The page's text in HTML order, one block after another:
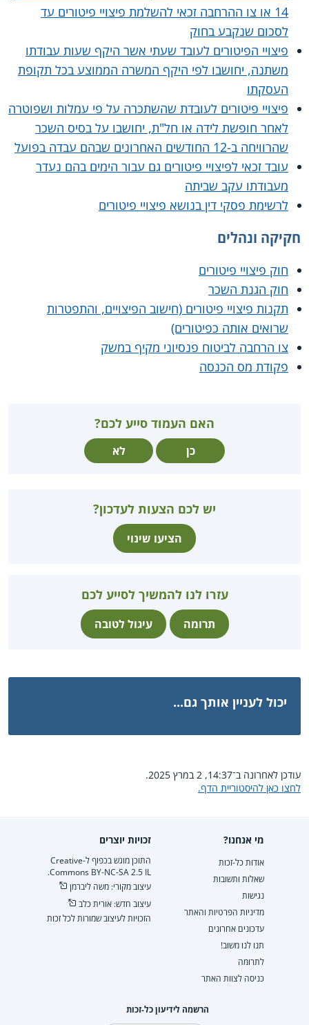
14 או צו ההרחבה זכאי להשלמת פיצויי פיטורים עד
לסכום שנקבע בחוק
פיצויי הפיטורים לעובד שעתי אשר היקף שעות עבודתו
משתנה, יחושבו לפי היקף המשרה הממוצע בכל תקופת
העסקתו
פיצויי פיטורים לעובדת שהשתכרה על פי עמלות ושפוטרה
לאחר חופשת לידה או חל"ת, יחושבו על בסיס השכר
שהרוויחה ב-12 החודשים האחרונים שבהם עבדה בפועל
עובד זכאי לפיצויי פיטורים גם עבור הימים בהם נעדר
מעבודתו עקב שביתה
לרשימת פסקי דין בנושא פיצויי פיטורים
חקיקה ונהלים
חוק פיצויי פיטורים
חוק הגנת השכר
תקנות פיצויי פיטורים (חישוב הפיצויים, והתפטרות
שרואים אותה כפיטורים)
צו הרחבה לביטוח פנסיוני מקיף במשק
פקודת מס הכנסה
האם העמוד סייע לכם?
כן לא
יש לכם הצעות לעדכון?
הציעו שינוי
עזרו לנו להמשיך לסייע לכם
תרומה עיגול לטובה
יכול לעניין אותך גם...
עודכן לאחרונה ב־14:37, 2 במרץ 2025.
לחצו כאן להיסטוריית הדף.
מי אנחנו?
אודות כל-זכות
שאלות ותשובות
נגישות
מדיניות הפרטיות והאתר
עדכונים אחרונים
תנו לנו משוב!
לתרומה
כניסה לצוות האתר
זכויות יוצרים
התוכן מוגש בכפוף ל-Creative
Commons BY-NC-SA 2.5 IL.
עיצוב מקורי: משה ליברמן
עיצוב חדש: אורית כלב
הזכויות לעיצוב שמורות לכל זכות
הרשמה לידיעון כל-זכות